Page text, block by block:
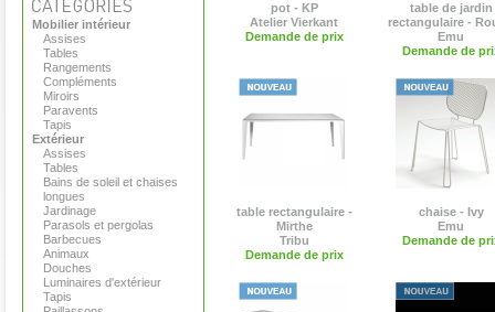
Mobilier intérieur
Assises
Tables
Rangements
Compléments
Miroirs
Paravents
Tapis
Extérieur
Assises
Tables
Bains de soleil et chaises
longues
Jardinage
Parasols et pergolas
Barbecues
Animaux
Douches
Luminaires d'extérieur
Tapis
pot - KP
Atelier Vierkant
Demande de prix
table de jardin
rectangulaire -
Emu
Demande de
table rectangulaire -
Mirthe
Tribu
Demande de prix
chaise - Ivy
Emu
Demande de